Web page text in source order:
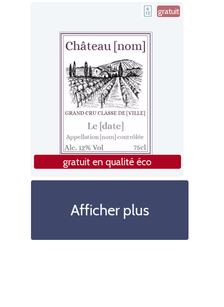
gratuit
gratuit en qualité éco
Afficher plus